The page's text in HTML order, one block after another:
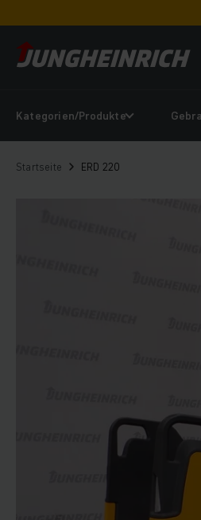
Kategorien/Produkte
Startseite ERD 220